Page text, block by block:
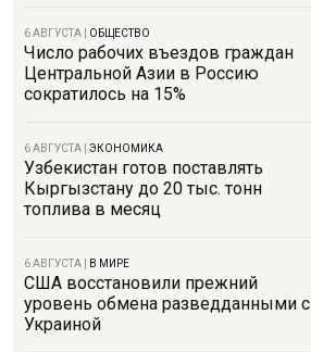
6 АВГУСТА ОБЩЕСТВО
Число рабочих въездов граждан
Центральной Азии в Россию
сократилось на 15%
6 АВГУСТА ЭКОНОМИКА
Узбекистан готов поставлять
Кыргызстану до 20 тыс. тонн
топлива в месяц
6 АВГУСТА В МИРЕ
США восстановили прежний
уровень обмена разведданными с
Украиной